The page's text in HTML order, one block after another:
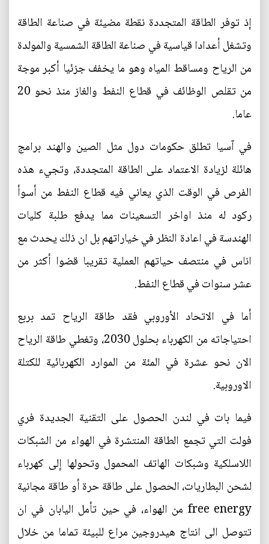
إذ توفر الطاقة المتجددة نقطة مضيئة في صناعة الطاقة
وتشغل أعدادا قياسية في صناعة الطاقة الشمسية والمولدة
من الرياح ومساقط المياه وهو ما يخفف جزئيا أكبر موجة
من تقلص الوظائف في قطاع النفط والغاز منذ نحو 20
عاما.
في آسيا تطلق حكومات دول مثل الصين والهند برامج
هائلة لزيادة الاعتماد على الطاقة المتجددة، وتجيء هذه
الفرص في الوقت الذي يعاني فيه قطاع النفط من أسوأ
ركود له منذ اواخر التسعينات مما يدفع طلبة كليات
الهندسة في اعادة النظر في خياراتهم بل ان ذلك يحدث مع
اناس في منتصف حياتهم العملية تقريبا قضوا أكثر من
عشر سنوات في قطاع النفط.
أما في الاتحاد الأوروبي فقد طاقة الرياح تمد بربع
احتياجاته من الكهرباء بحلول 2030، وتغطي طاقة الرياح
الان نحو عشرة في المئة من الموارد الكهربائية للكتلة
الاوروبية.
فيما بات في لندن الحصول على التقنية الجديدة فري
فولت التي تجمع الطاقة المنتشرة في الهواء من الشبكات
اللاسلكية وشبكات الهاتف المحمول وتحولها إلى كهرباء
لشحن البطاريات، الحصول على طاقة حرة أو طاقة مجانية
free energy من الهواء، في حين تأمل اليابان في ان
تتوصل الى انتاج هيدروجين مراع للبيئة تماما من خلال